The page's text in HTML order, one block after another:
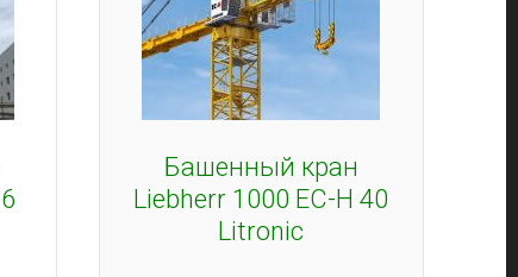
Башенный кран
Liebherr 1000 EC-H 40
Litronic